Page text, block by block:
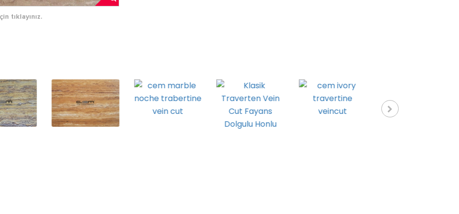
tıklayınız.